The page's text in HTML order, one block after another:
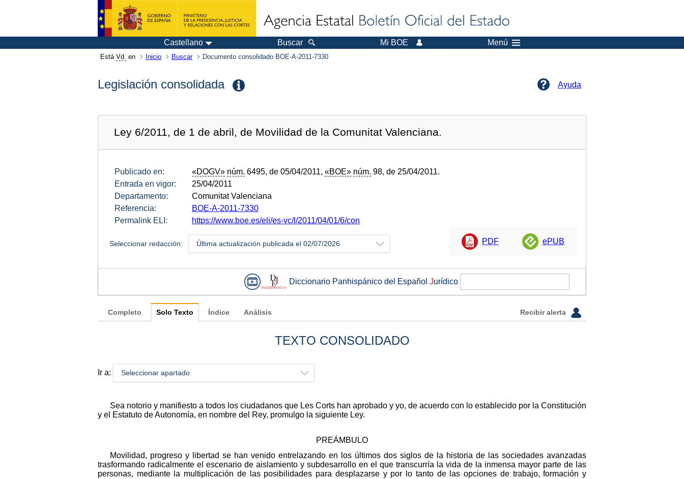
Castellano Buscar Mi BOE Menú
Está Vd. en Inicio Buscar Documento consolidado BOE-A-2011-7330
Legislación consolidada Ayuda
Ley 6/2011, de 1 de abril, de Movilidad de la Comunitat Valenciana.
Publicado en: «DOGV» núm. 6495, de 05/04/2011, «BOE» núm. 98, de 25/04/2011.
Entrada en vigor:
25/04/2011
Departamento:
Comunitat Valenciana
Referencia:
BOE-A-2011-7330
Permalink ELI:
https://www.boe.es/eli/es-vc/l/2011/04/01/6/con
Seleccionar redacción: Última actualización publicada el 02/07/2026 PDF ePUB
Diccionario Panhispánico del Español Jurídico
Completo Solo Texto Índice Análisis Recibir alerta
TEXTO CONSOLIDADO
Ir a: Seleccionar apartado
Sea notorio y manifiesto a todos los ciudadanos que Les Corts han aprobado y yo, de acuerdo con lo establecido por la Constitución
y el Estatuto de Autonomía, en nombre del Rey, promulgo la siguiente Ley.
PREÁMBULO
Movilidad, progreso y libertad se han venido entrelazando en los últimos dos siglos de la historia de las sociedades avanzadas
trasformando radicalmente el escenario de aislamiento y subdesarrollo en el que transcurría la vida de la inmensa mayor parte de las
personas, mediante la multiplicación de las posibilidades para desplazarse y por lo tanto de las opciones de trabajo, formación y